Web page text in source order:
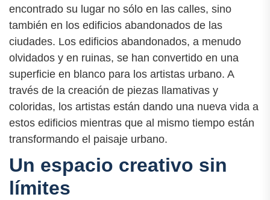
encontrado su lugar no sólo en las calles, sino
también en los edificios abandonados de las
ciudades. Los edificios abandonados, a menudo
olvidados y en ruinas, se han convertido en una
superficie en blanco para los artistas urbano. A
través de la creación de piezas llamativas y
coloridas, los artistas están dando una nueva vida a
estos edificios mientras que al mismo tiempo están
transformando el paisaje urbano.
Un espacio creativo sin
límites